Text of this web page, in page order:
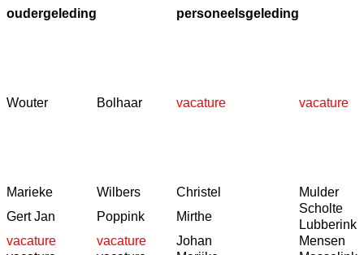
oudergeleding personeelsgeleding
Wouter Bolhaar vacature vacature
Marieke Wilbers Christel
Mulder
Gert Jan
Poppink Mirthe
Scholte
Lubberink
vacature
vacature Johan
Mensen